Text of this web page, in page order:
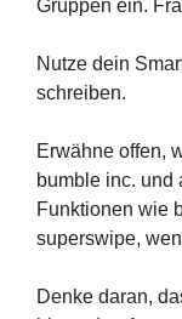
Gruppen ein.
Nutze dein
schreiben.
Erwähne offen,
bumble inc. und
Funktionen wie
superswipe,
Denke daran,